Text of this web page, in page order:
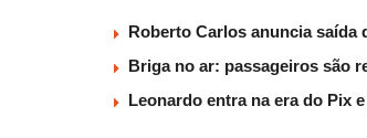
Roberto Carlos anuncia saída
Briga no ar: passageiros são
Leonardo entra na era do Pix